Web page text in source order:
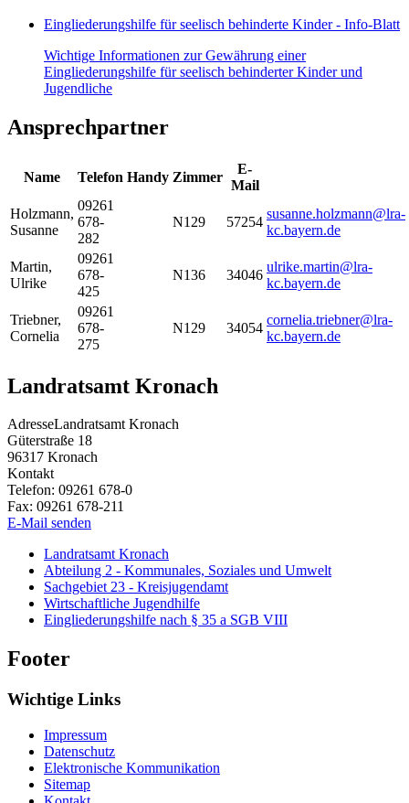
Eingliederungshilfe für seelisch behinderte Kinder - Info-Blatt
Wichtige Informationen zur Gewährung einer
Eingliederungshilfe für seelisch behinderter Kinder und
Jugendliche
Ansprechpartner
Name Telefon Handy Zimmer
E-
Mail
Holzmann,
Susanne
09261
678-
282
N129 57254
susanne.holzmann@lra-
kc.bayern.de
Martin,
Ulrike
09261
678-
425
N136 34046
ulrike.martin@lra-
kc.bayern.de
Triebner,
Cornelia
09261
678-
275
N129 34054
cornelia.triebner@lra-
kc.bayern.de
Landratsamt Kronach
AdresseLandratsamt Kronach
Güterstraße 18
96317 Kronach
Kontakt
Telefon: 09261 678-0
Fax: 09261 678-211
E-Mail senden
Landratsamt Kronach
Abteilung 2 - Kommunales, Soziales und Umwelt
Sachgebiet 23 - Kreisjugendamt
Wirtschaftliche Jugendhilfe
Eingliederungshilfe nach § 35 a SGB VIII
Footer
Wichtige Links
Impressum
Datenschutz
Elektronische Kommunikation
Sitemap